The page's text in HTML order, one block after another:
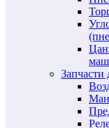
Запчасти